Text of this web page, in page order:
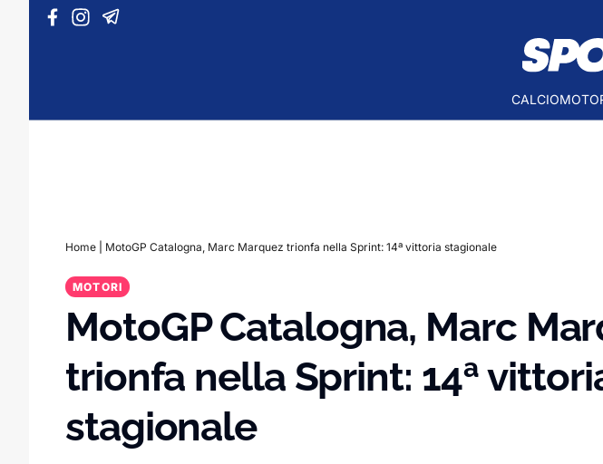
Vai al contenuto
CALCIO
Home MotoGP Catalogna, Marc Marquez trionfa nella Sprint: 14ª vittoria stagionale
MOTORI
MotoGP Catalogna, Marc
trionfa nella Sprint: 14ª
stagionale